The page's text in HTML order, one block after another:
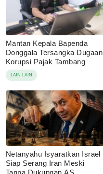
Mantan Kepala Bapenda
Donggala Tersangka Dugaan
Korupsi Pajak Tambang
LAIN LAIN
Netanyahu Isyaratkan Israel
Siap Serang Iran Meski
Tanpa Dukungan AS